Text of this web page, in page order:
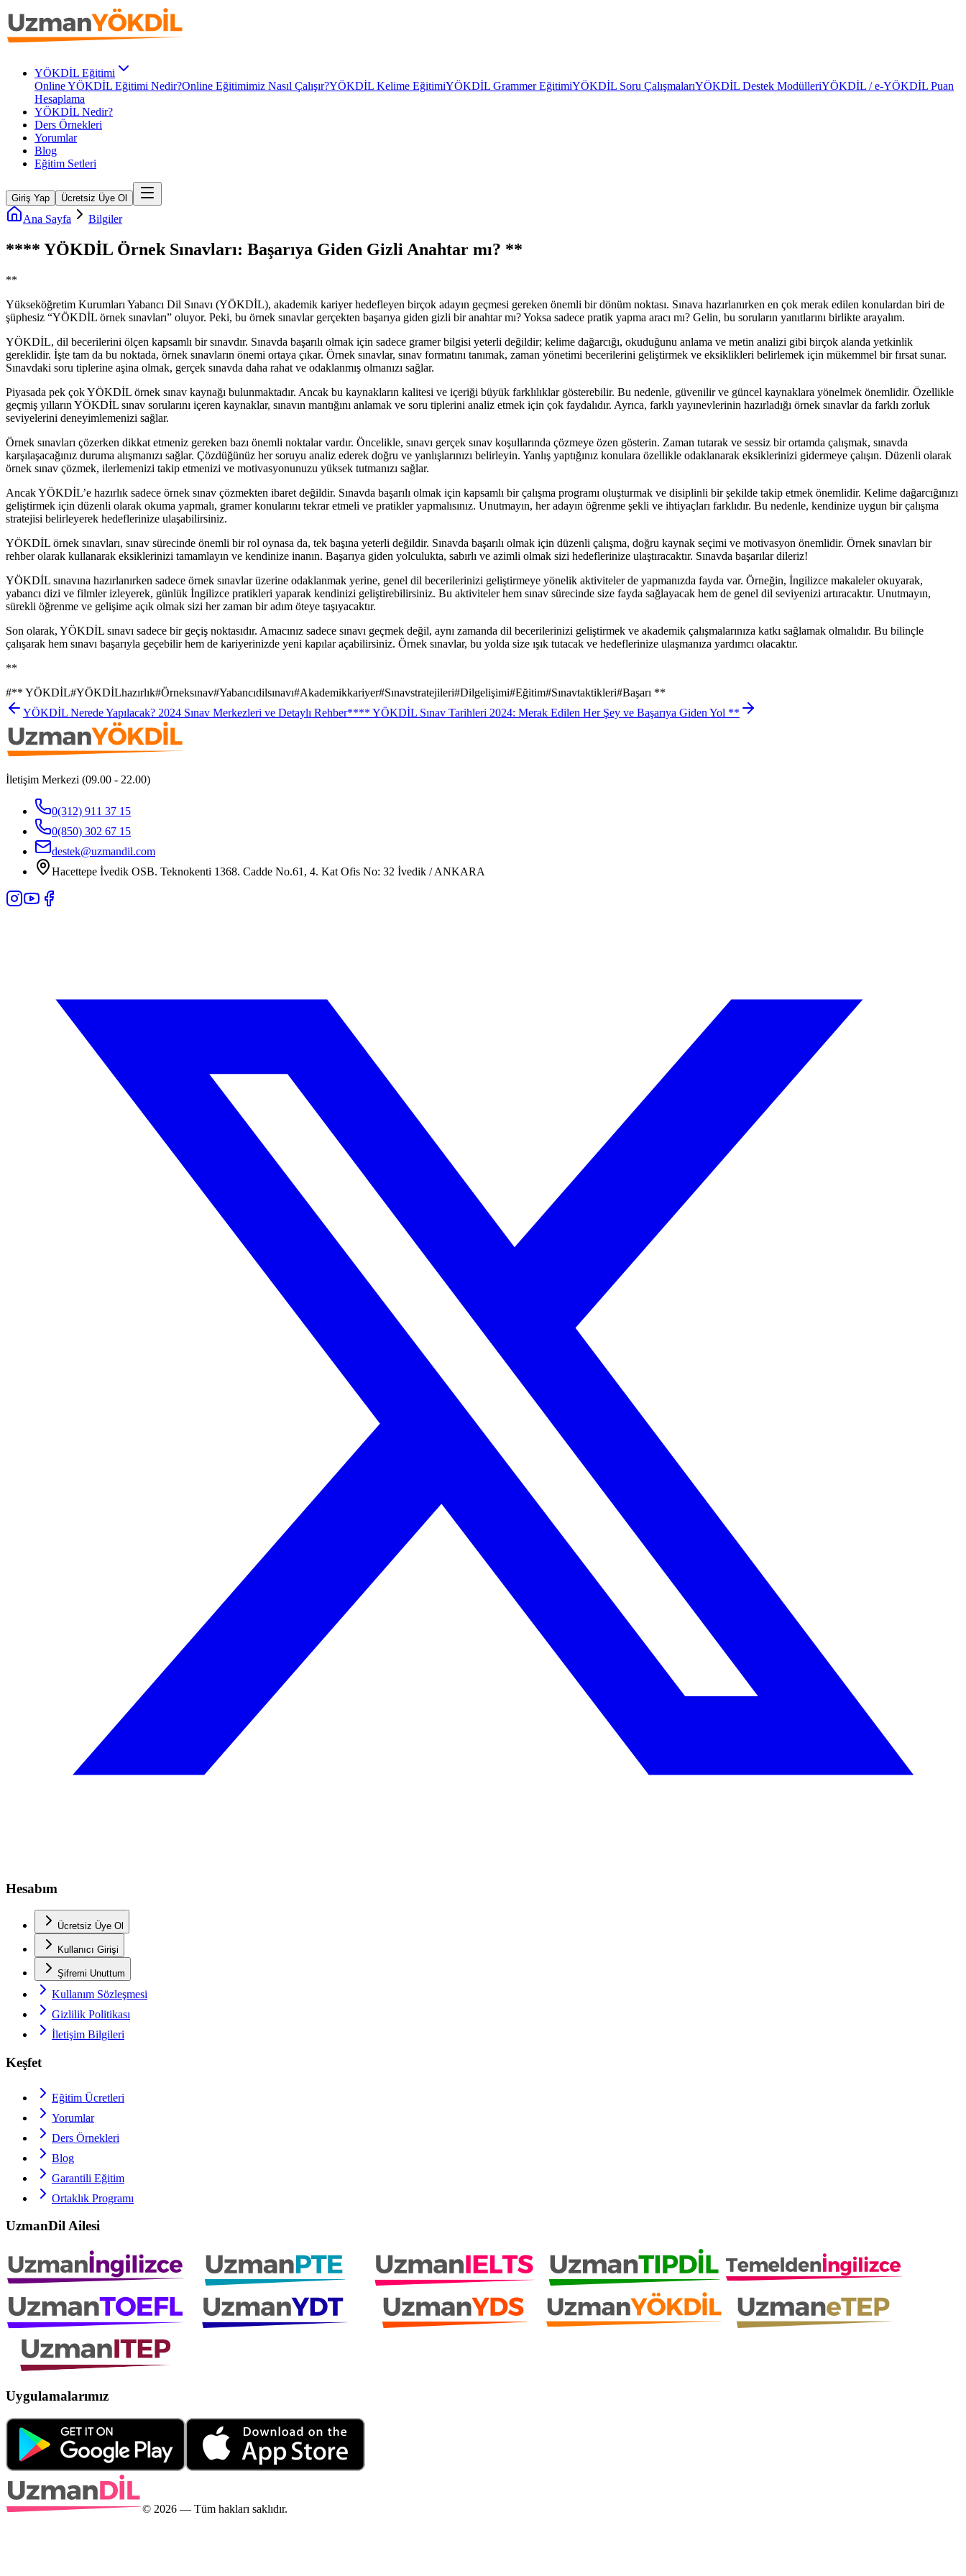
YÖKDİL Eğitimi
Online YÖKDİL Eğitimi Nedir?Online Eğitimimiz Nasıl Çalışır?YÖKDİL Kelime EğitimiYÖKDİL Grammer EğitimiYÖKDİL Soru ÇalışmalarıYÖKDİL Destek ModülleriYÖKDİL / e-YÖKDİL Puan
Hesaplama
YÖKDİL Nedir?
Ders Örnekleri
Yorumlar
Blog
Eğitim Setleri
Giriş Yap Ücretsiz Üye Ol
Ana Sayfa Bilgiler
**** YÖKDİL Örnek Sınavları: Başarıya Giden Gizli Anahtar mı? **
**
Yükseköğretim Kurumları Yabancı Dil Sınavı (YÖKDİL), akademik kariyer hedefleyen birçok adayın geçmesi gereken önemli bir dönüm noktası. Sınava hazırlanırken en çok merak edilen konulardan biri de
şüphesiz “YÖKDİL örnek sınavları” oluyor. Peki, bu örnek sınavlar gerçekten başarıya giden gizli bir anahtar mı? Yoksa sadece pratik yapma aracı mı? Gelin, bu soruların yanıtlarını birlikte arayalım.
YÖKDİL, dil becerilerini ölçen kapsamlı bir sınavdır. Sınavda başarılı olmak için sadece gramer bilgisi yeterli değildir; kelime dağarcığı, okuduğunu anlama ve metin analizi gibi birçok alanda yetkinlik
gereklidir. İşte tam da bu noktada, örnek sınavların önemi ortaya çıkar. Örnek sınavlar, sınav formatını tanımak, zaman yönetimi becerilerini geliştirmek ve eksiklikleri belirlemek için mükemmel bir fırsat sunar.
Sınavdaki soru tiplerine aşina olmak, gerçek sınavda daha rahat ve odaklanmış olmanızı sağlar.
Piyasada pek çok YÖKDİL örnek sınav kaynağı bulunmaktadır. Ancak bu kaynakların kalitesi ve içeriği büyük farklılıklar gösterebilir. Bu nedenle, güvenilir ve güncel kaynaklara yönelmek önemlidir. Özellikle
geçmiş yılların YÖKDİL sınav sorularını içeren kaynaklar, sınavın mantığını anlamak ve soru tiplerini analiz etmek için çok faydalıdır. Ayrıca, farklı yayınevlerinin hazırladığı örnek sınavlar da farklı zorluk
seviyelerini deneyimlemenizi sağlar.
Örnek sınavları çözerken dikkat etmeniz gereken bazı önemli noktalar vardır. Öncelikle, sınavı gerçek sınav koşullarında çözmeye özen gösterin. Zaman tutarak ve sessiz bir ortamda çalışmak, sınavda
karşılaşacağınız duruma alışmanızı sağlar. Çözdüğünüz her soruyu analiz ederek doğru ve yanlışlarınızı belirleyin. Yanlış yaptığınız konulara özellikle odaklanarak eksiklerinizi gidermeye çalışın. Düzenli olarak
örnek sınav çözmek, ilerlemenizi takip etmenizi ve motivasyonunuzu yüksek tutmanızı sağlar.
Ancak YÖKDİL’e hazırlık sadece örnek sınav çözmekten ibaret değildir. Sınavda başarılı olmak için kapsamlı bir çalışma programı oluşturmak ve disiplinli bir şekilde takip etmek önemlidir. Kelime dağarcığınızı
geliştirmek için düzenli olarak okuma yapmalı, gramer konularını tekrar etmeli ve pratikler yapmalısınız. Unutmayın, her adayın öğrenme şekli ve ihtiyaçları farklıdır. Bu nedenle, kendinize uygun bir çalışma
stratejisi belirleyerek hedeflerinize ulaşabilirsiniz.
YÖKDİL örnek sınavları, sınav sürecinde önemli bir rol oynasa da, tek başına yeterli değildir. Sınavda başarılı olmak için düzenli çalışma, doğru kaynak seçimi ve motivasyon önemlidir. Örnek sınavları bir
rehber olarak kullanarak eksiklerinizi tamamlayın ve kendinize inanın. Başarıya giden yolculukta, sabırlı ve azimli olmak sizi hedeflerinize ulaştıracaktır. Sınavda başarılar dileriz!
YÖKDİL sınavına hazırlanırken sadece örnek sınavlar üzerine odaklanmak yerine, genel dil becerilerinizi geliştirmeye yönelik aktiviteler de yapmanızda fayda var. Örneğin, İngilizce makaleler okuyarak,
yabancı dizi ve filmler izleyerek, günlük İngilizce pratikleri yaparak kendinizi geliştirebilirsiniz. Bu aktiviteler hem sınav sürecinde size fayda sağlayacak hem de genel dil seviyenizi artıracaktır. Unutmayın,
sürekli öğrenme ve gelişime açık olmak sizi her zaman bir adım öteye taşıyacaktır.
Son olarak, YÖKDİL sınavı sadece bir geçiş noktasıdır. Amacınız sadece sınavı geçmek değil, aynı zamanda dil becerilerinizi geliştirmek ve akademik çalışmalarınıza katkı sağlamak olmalıdır. Bu bilinçle
çalışarak hem sınavı başarıyla geçebilir hem de kariyerinizde yeni kapılar açabilirsiniz. Örnek sınavlar, bu yolda size ışık tutacak ve hedeflerinize ulaşmanıza yardımcı olacaktır.
**
#** YÖKDİL#YÖKDİLhazırlık#Örneksınav#Yabancıdilsınavı#Akademikkariyer#Sınavstratejileri#Dilgelişimi#Eğitim#Sınavtaktikleri#Başarı **
YÖKDİL Nerede Yapılacak? 2024 Sınav Merkezleri ve Detaylı Rehber**** YÖKDİL Sınav Tarihleri 2024: Merak Edilen Her Şey ve Başarıya Giden Yol **
İletişim Merkezi (09.00 - 22.00)
0(312) 911 37 15
0(850) 302 67 15
destek@uzmandil.com
Hacettepe İvedik OSB. Teknokenti 1368. Cadde No.61, 4. Kat Ofis No: 32 İvedik / ANKARA
Hesabım
Ücretsiz Üye Ol
Kullanıcı Girişi
Şifremi Unuttum
Kullanım Sözleşmesi
Gizlilik Politikası
İletişim Bilgileri
Keşfet
Eğitim Ücretleri
Yorumlar
Ders Örnekleri
Blog
Garantili Eğitim
Ortaklık Programı
UzmanDil Ailesi
Uygulamalarımız
© 2026 — Tüm hakları saklıdır.